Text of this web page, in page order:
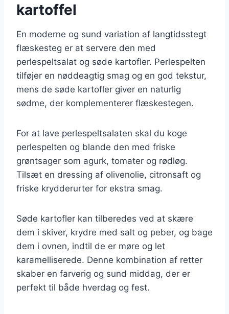
kartoffel
En moderne og sund variation af langtidsstegt
flæskesteg er at servere den med
perlespeltsalat og søde kartofler. Perlespelten
tilføjer en nøddeagtig smag og en god tekstur,
mens de søde kartofler giver en naturlig
sødme, der komplementerer flæskestegen.
For at lave perlespeltsalaten skal du koge
perlespelten og blande den med friske
grøntsager som agurk, tomater og rødløg.
Tilsæt en dressing af olivenolie, citronsaft og
friske krydderurter for ekstra smag.
Søde kartofler kan tilberedes ved at skære
dem i skiver, krydre med salt og peber, og bage
dem i ovnen, indtil de er møre og let
karamelliserede. Denne kombination af retter
skaber en farverig og sund middag, der er
perfekt til både hverdag og fest.